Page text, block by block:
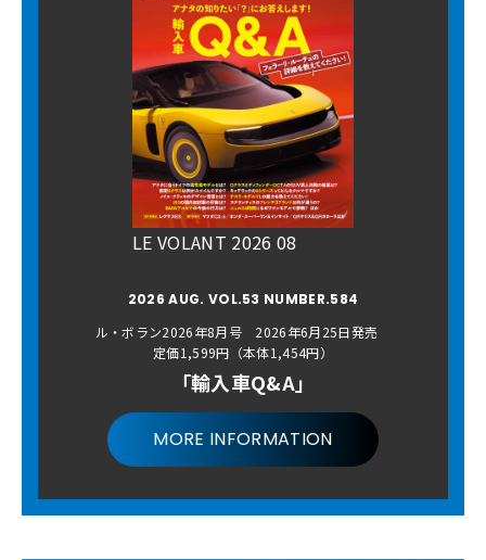
LE VOLANT 2026 08
2026 AUG. VOL.53 NUMBER.584
ル・ボラン2026年8月号 2026年6月25日発売
定価1,599円（本体1,454円）
「輸入車Q&A」
MORE INFORMATION